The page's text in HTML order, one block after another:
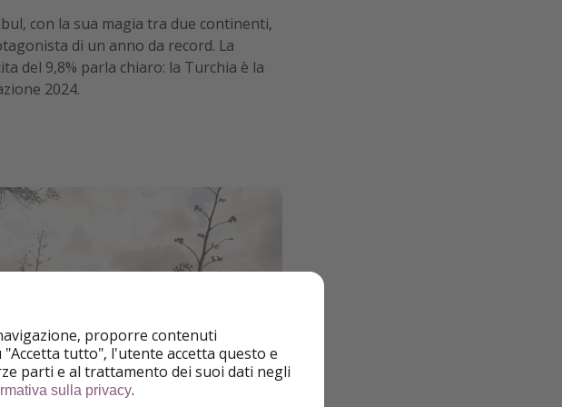
con la sua magia tra due continenti,
di un anno da record. La
del 9,8% parla chiaro: la Turchia è la
2024.
proporre contenuti
tutto", l'utente accetta questo e
parti e al trattamento dei suoi dati negli
sulla privacy.